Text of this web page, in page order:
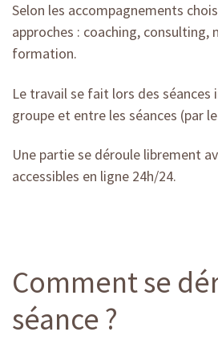
Selon les accompagnements
approches : coaching,
formation.
Le travail se fait lors des séances
groupe et entre les séances (par
Une partie se déroule librement
accessibles en ligne 24h/24.
Comment se
séance ?